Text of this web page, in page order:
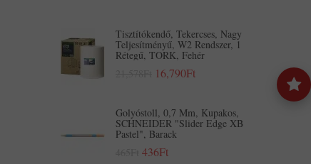
Tisztítókendő, Tekercses, Nagy
Teljesítményű, W2 Rendszer, 1
Rétegű, TORK, Fehér
16,790Ft
Golyóstoll, 0,7 Mm, Kupakos,
SCHNEIDER "Slider Edge XB
Pastel", Barack
436Ft